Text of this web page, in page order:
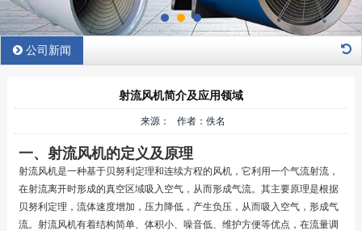
公司新闻
射流风机简介及应用领域
来源： 作者：佚名
一、射流风机的定义及原理
射流风机是一种基于贝努利定理和连续方程的风机，它利用一个气流射流，
在射流离开时形成的真空区域吸入空气，从而形成气流。其主要原理是根据
贝努利定理，流体速度增加，压力降低，产生负压，从而吸入空气，形成气
流。射流风机有着结构简单、体积小、噪音低、维护方便等优点，在流量调